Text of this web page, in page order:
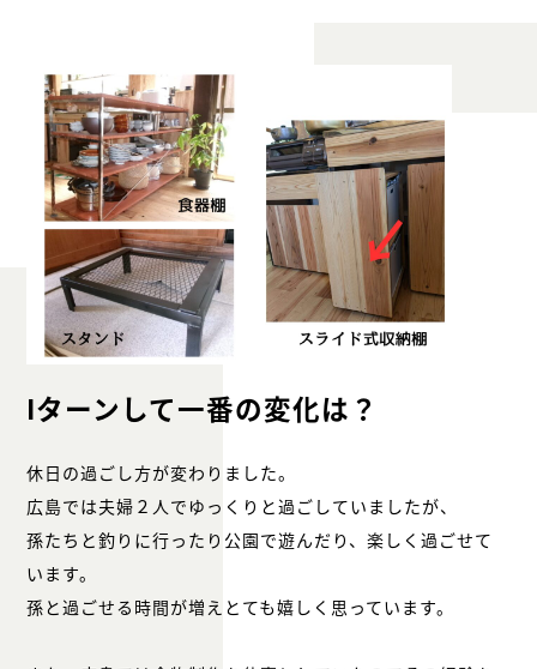
Iターンして一番の変化は？
休日の過ごし方が変わりました。
広島では夫婦２人でゆっくりと過ごしていましたが、
孫たちと釣りに行ったり公園で遊んだり、楽しく過ごせて
います。
孫と過ごせる時間が増えとても嬉しく思っています。